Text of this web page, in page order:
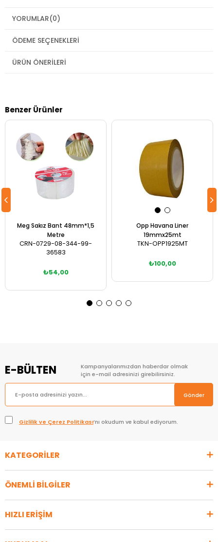
YORUMLAR(0)
ÖDEME SEÇENEKLERI
ÜRÜN ÖNERILERI
Benzer Ürünler
Meg Sakız Bant 48mm*1,5
Metre
CRN-0729-08-344-99-
36583
₺54,00
Opp Havana Liner
19mmx25mt
TKN-OPP1925MT
₺100,00
E-BÜLTEN
Kampanyalarımızdan haberdar olmak
için e-mail adresinizi girebilirsiniz.
Gönder
Gizlilik ve Çerez Politikası’nı okudum ve kabul ediyorum.
KATEGORİLER
ÖNEMLİ BİLGİLER
HIZLI ERİŞİM